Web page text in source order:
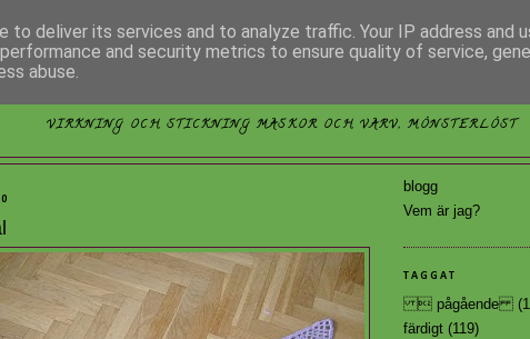
VIRKNING OCH STICKNING MASKOR OCH VARV, MÖNSTERLÖST
blogg
Vem är jag?
TAGGAT
 pågående
färdigt (119)
to deliver its services and to analyze traffic. Your IP address and
and security metrics to ensure quality of service,
abuse.